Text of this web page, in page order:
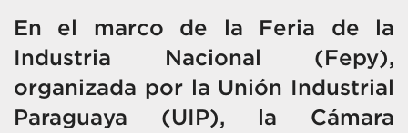
En el marco de la Feria de la
Industria Nacional (Fepy),
organizada por la Unión Industrial
Paraguaya (UIP), la Cámara